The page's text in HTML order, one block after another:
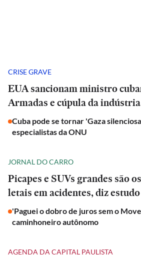
CRISE GRAVE
EUA sancionam ministro
Armadas e cúpula da
Cuba pode se tornar 'Gaza
especialistas da ONU
JORNAL DO CARRO
Picapes e SUVs grandes são
letais em acidentes, diz estudo
'Paguei o dobro de juros sem o
caminhoneiro autônomo
AGENDA DA CAPITAL PAULISTA